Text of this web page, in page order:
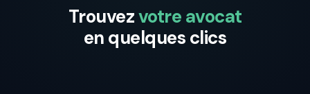
Trouvezvotre avocat
en quelques clics